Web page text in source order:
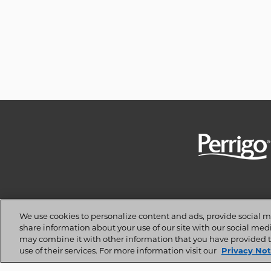
Image
I dati sono stime derivate dall'utilizzo di
QuintilesIMS si riserva
Copyright
Privacy
We use cookies to personalize content and ads, provide social
share information about your use of our site with our social
may combine it with other information that you have provided
use of their services. For more information visit our
Privacy